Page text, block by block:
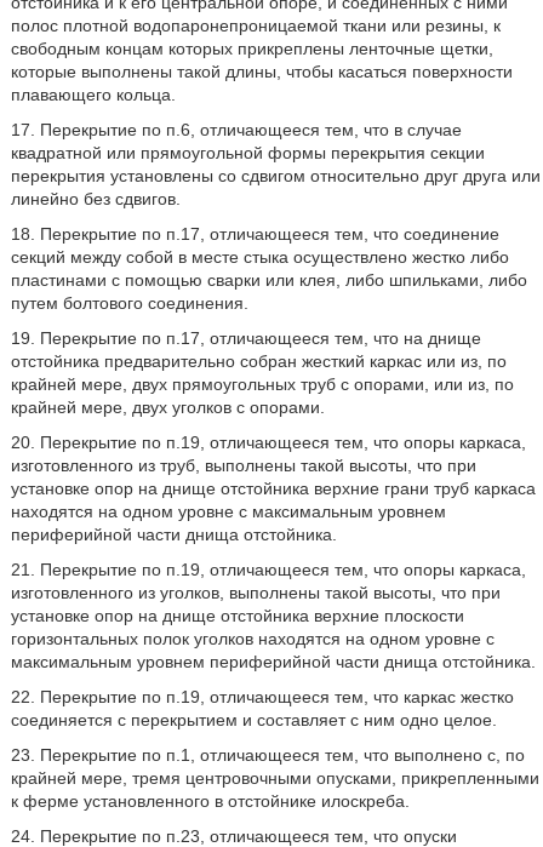
полос плотной водопаронепроницаемой ткани или резины, к
свободным концам которых прикреплены ленточные щетки,
которые выполнены такой длины, чтобы касаться поверхности
плавающего кольца.
17. Перекрытие по п.6, отличающееся тем, что в случае
квадратной или прямоугольной формы перекрытия секции
перекрытия установлены со сдвигом относительно друг друга или
линейно без сдвигов.
18. Перекрытие по п.17, отличающееся тем, что соединение
секций между собой в месте стыка осуществлено жестко либо
пластинами с помощью сварки или клея, либо шпильками, либо
путем болтового соединения.
19. Перекрытие по п.17, отличающееся тем, что на днище
отстойника предварительно собран жесткий каркас или из, по
крайней мере, двух прямоугольных труб с опорами, или из, по
крайней мере, двух уголков с опорами.
20. Перекрытие по п.19, отличающееся тем, что опоры каркаса,
изготовленного из труб, выполнены такой высоты, что при
установке опор на днище отстойника верхние грани труб каркаса
находятся на одном уровне с максимальным уровнем
периферийной части днища отстойника.
21. Перекрытие по п.19, отличающееся тем, что опоры каркаса,
изготовленного из уголков, выполнены такой высоты, что при
установке опор на днище отстойника верхние плоскости
горизонтальных полок уголков находятся на одном уровне с
максимальным уровнем периферийной части днища отстойника.
22. Перекрытие по п.19, отличающееся тем, что каркас жестко
соединяется с перекрытием и составляет с ним одно целое.
23. Перекрытие по п.1, отличающееся тем, что выполнено с, по
крайней мере, тремя центровочными опусками, прикрепленными
к ферме установленного в отстойнике илоскреба.
24. Перекрытие по п.23, отличающееся тем, что опуски